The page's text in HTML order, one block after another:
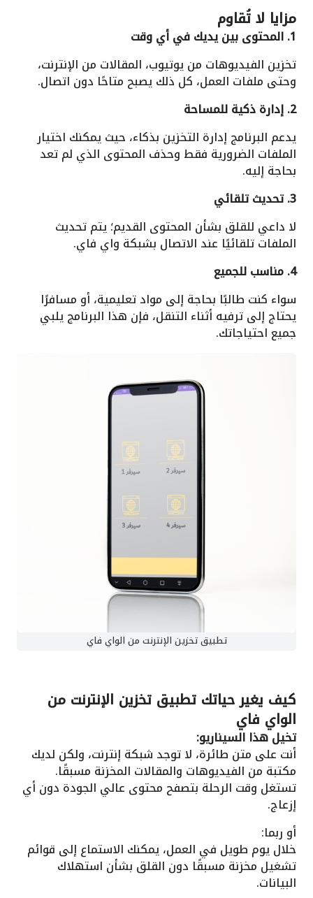
مزايا لا تُقاوم
1. المحتوى بين يديك في أي وقت
تخزين الفيديوهات من يوتيوب، المقالات من الإنترنت،
وحتى ملفات العمل، كل ذلك يصبح متاحًا دون اتصال.
2. إدارة ذكية للمساحة
يدعم البرنامج إدارة التخزين بذكاء، حيث يمكنك اختيار
الملفات الضرورية فقط وحذف المحتوى الذي لم تعد
بحاجة إليه.
3. تحديث تلقائي
لا داعي للقلق بشأن المحتوى القديم؛ يتم تحديث
الملفات تلقائيًا عند الاتصال بشبكة واي فاي.
4. مناسب للجميع
سواء كنت طالبًا بحاجة إلى مواد تعليمية، أو مسافرًا
يحتاج إلى ترفيه أثناء التنقل، فإن هذا البرنامج يلبي
جميع احتياجاتك.
تطبيق تخزين الإنترنت من الواي فاي
كيف يغير حياتك تطبيق تخزين الإنترنت من
الواي فاي
تخيل هذا السيناريو:
أنت على متن طائرة، لا توجد شبكة إنترنت، ولكن لديك
مكتبة من الفيديوهات والمقالات المخزنة مسبقًا.
تستغل وقت الرحلة بتصفح محتوى عالي الجودة دون أي
إزعاج.
أو ربما:
خلال يوم طويل في العمل، يمكنك الاستماع إلى قوائم
تشغيل مخزنة مسبقًا دون القلق بشأن استهلاك
البيانات.